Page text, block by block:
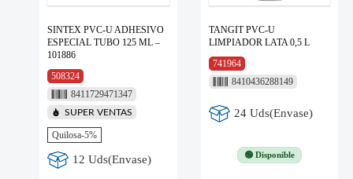
SINTEX PVC-U ADHESIVO
ESPECIAL TUBO 125 ML –
101886
508324
8411729471347
SUPER VENTAS
Quilosa-5%
12 Uds(Envase)
TANGIT PVC-U
LIMPIADOR LATA 0,5 L
741964
8410436288149
24 Uds(Envase)
🟢 Disponible